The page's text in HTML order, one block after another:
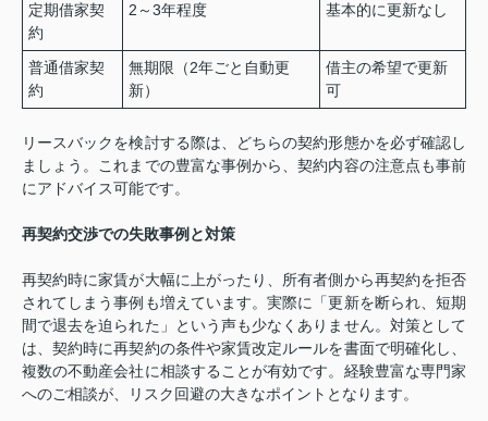
定期借家契
約
2～3年程度 基本的に更新なし
普通借家契
約
無期限（2年ごと自動更
新）
借主の希望で更新
可
リースバックを検討する際は、どちらの契約形態かを必ず確認し
ましょう。これまでの豊富な事例から、契約内容の注意点も事前
にアドバイス可能です。
再契約交渉での失敗事例と対策
再契約時に家賃が大幅に上がったり、所有者側から再契約を拒否
されてしまう事例も増えています。実際に「更新を断られ、短期
間で退去を迫られた」という声も少なくありません。対策として
は、契約時に再契約の条件や家賃改定ルールを書面で明確化し、
複数の不動産会社に相談することが有効です。経験豊富な専門家
へのご相談が、リスク回避の大きなポイントとなります。